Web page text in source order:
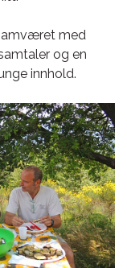
med
og en
innhold.